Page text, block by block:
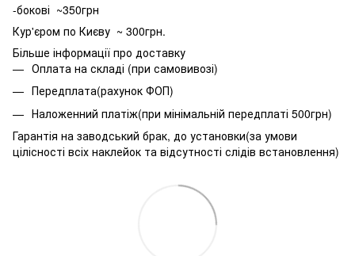
-бокові ~350грн
Кур'єром по Києву ~ 300грн.
Більше інформації про доставку
Оплата на складі (при самовивозі)
Передплата(рахунок ФОП)
Наложенний платіж(при мінімальній передплаті 500грн)
Гарантія на заводський брак, до установки(за умови
цілісності всіх наклейок та відсутності слідів встановлення)